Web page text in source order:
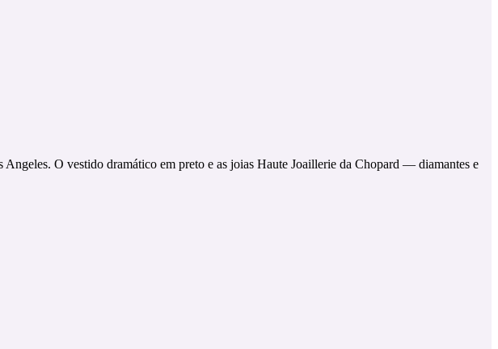
Angeles. O vestido dramático em preto e as joias Haute Joaillerie da Chopard — diamantes e